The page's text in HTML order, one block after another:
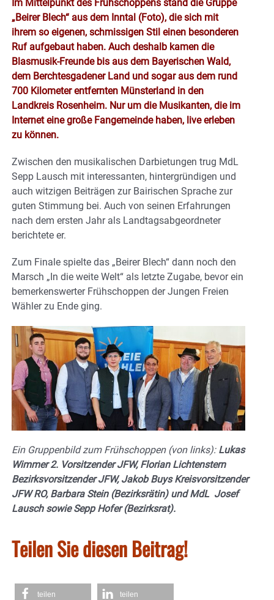
Im Mittelpunkt des Frühschoppens stand die Gruppe
„Beirer Blech“ aus dem Inntal (Foto), die sich mit
ihrem so eigenen, schmissigen Stil einen besonderen
Ruf aufgebaut haben. Auch deshalb kamen die
Blasmusik-Freunde bis aus dem Bayerischen Wald,
dem Berchtesgadener Land und sogar aus dem rund
700 Kilometer entfernten Münsterland in den
Landkreis Rosenheim. Nur um die Musikanten, die im
Internet eine große Fangemeinde haben, live erleben
zu können.
Zwischen den musikalischen Darbietungen trug MdL
Sepp Lausch mit interessanten, hintergründigen und
auch witzigen Beiträgen zur Bairischen Sprache zur
guten Stimmung bei. Auch von seinen Erfahrungen
nach dem ersten Jahr als Landtagsabgeordneter
berichtete er.
Zum Finale spielte das „Beirer Blech“ dann noch den
Marsch „In die weite Welt“ als letzte Zugabe, bevor ein
bemerkenswerter Frühschoppen der Jungen Freien
Wähler zu Ende ging.
Ein Gruppenbild zum Frühschoppen (von links): Lukas
Wimmer 2. Vorsitzender JFW, Florian Lichtenstern
Bezirksvorsitzender JFW, Jakob Buys Kreisvorsitzender
JFW RO, Barbara Stein (Bezirksrätin) und MdL Josef
Lausch sowie Sepp Hofer (Bezirksrat).
Teilen Sie diesen Beitrag!
teilen teilen